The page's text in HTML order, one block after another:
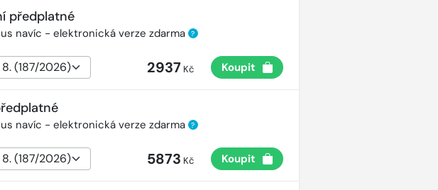
předplatné
navíc - elektronická verze zdarma ?
2937 Kč Koupit
navíc - elektronická verze zdarma ?
5873 Kč Koupit